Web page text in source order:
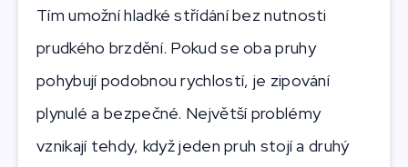
Tím umožní hladké střídání bez nutnosti
prudkého brzdění. Pokud se oba pruhy
pohybují podobnou rychlostí, je zipování
plynulé a bezpečné. Největší problémy
vznikají tehdy, když jeden pruh stojí a druhý